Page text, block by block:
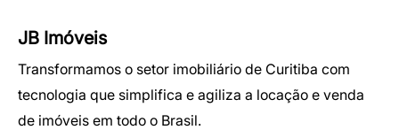
JB Imóveis
Transformamos o setor imobiliário de Curitiba com
tecnologia que simplifica e agiliza a locação e venda
de imóveis em todo o Brasil.